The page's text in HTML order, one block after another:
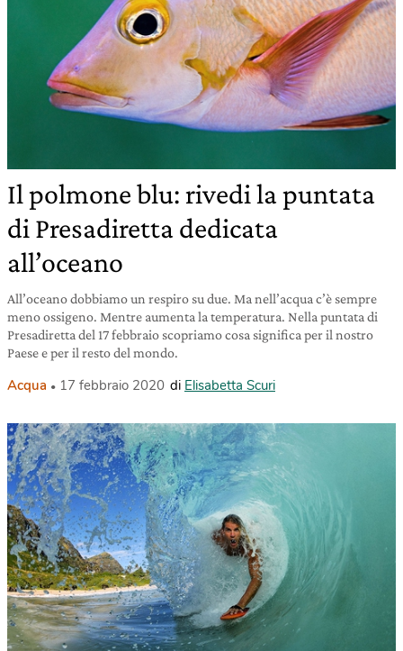
Il polmone blu: rivedi la puntata
di Presadiretta dedicata
all’oceano
All’oceano dobbiamo un respiro su due. Ma nell’acqua c’è sempre
meno ossigeno. Mentre aumenta la temperatura. Nella puntata di
Presadiretta del 17 febbraio scopriamo cosa significa per il nostro
Paese e per il resto del mondo.
Acqua 17 febbraio 2020 di Elisabetta Scuri